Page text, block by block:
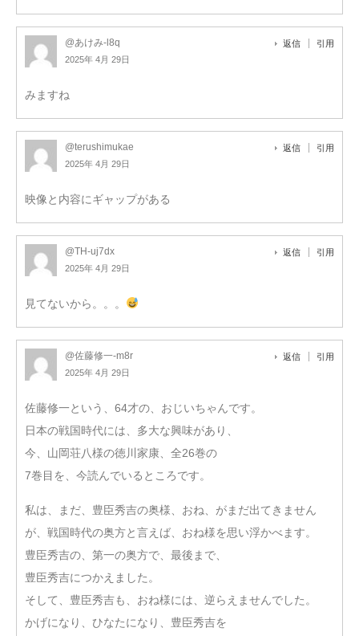
@あけみ-l8q
2025年 4月 29日
返信 引用
みますね
@terushimukae
2025年 4月 29日
返信 引用
映像と内容にギャップがある
@TH-uj7dx
2025年 4月 29日
返信 引用
見てないから。。。
@佐藤修一-m8r
2025年 4月 29日
返信 引用
佐藤修一という、64才の、おじいちゃんです。
日本の戦国時代には、多大な興味があり、
今、山岡荘八様の徳川家康、全26巻の
7巻目を、今読んでいるところです。
私は、まだ、豊臣秀吉の奥様、おね、がまだ出てきません
が、戦国時代の奥方と言えば、おね様を思い浮かべます。
豊臣秀吉の、第一の奥方で、最後まで、
豊臣秀吉につかえました。
そして、豊臣秀吉も、おね様には、逆らえませんでした。
かげになり、ひなたになり、豊臣秀吉を